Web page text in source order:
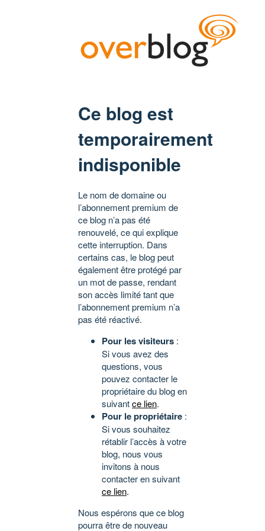
Ce blog est
temporairement
indisponible
Le nom de domaine ou
l’abonnement premium de
ce blog n’a pas été
renouvelé, ce qui explique
cette interruption. Dans
certains cas, le blog peut
également être protégé par
un mot de passe, rendant
son accès limité tant que
l’abonnement premium n’a
pas été réactivé.
Pour les visiteurs :
Si vous avez des
questions, vous
pouvez contacter le
propriétaire du blog en
suivantce lien.
Pour le propriétaire :
Si vous souhaitez
rétablir l’accès à votre
blog, nous vous
invitons à nous
contacter en suivant
ce lien.
Nous espérons que ce blog
pourra être de nouveau